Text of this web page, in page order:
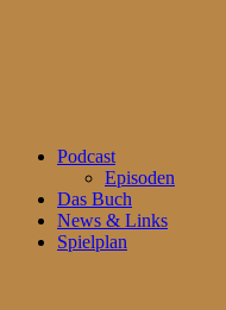
Podcast
Episoden
Das Buch
News & Links
Spielplan